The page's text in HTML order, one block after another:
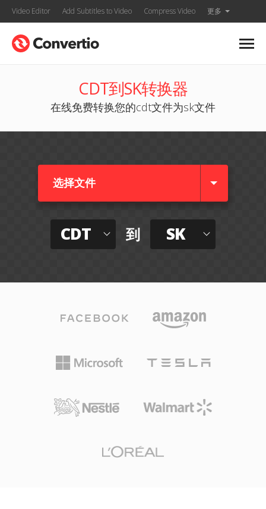
Video Editor Add Subtitles to Video Compress Video 更多
CDT到SK转换器
在线免费转换您的cdt文件为sk文件
选择文件
CDT 到 SK